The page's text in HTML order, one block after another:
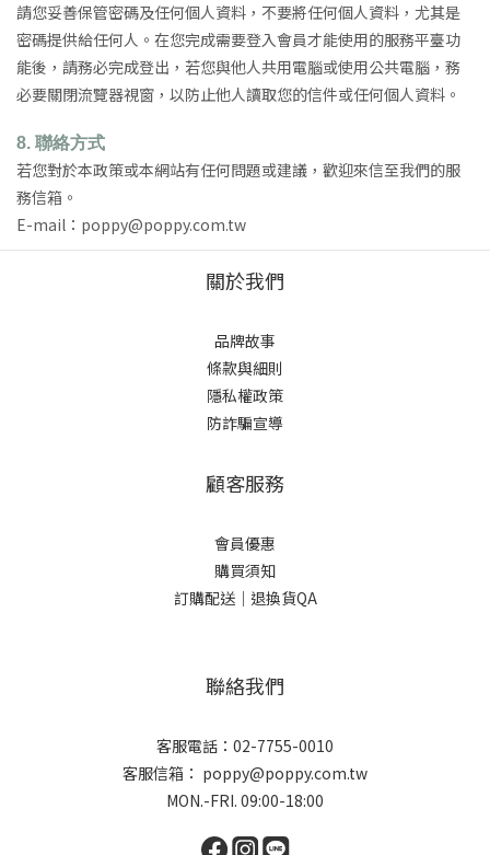
請您妥善保管密碼及任何個人資料，不要將任何個人資料，尤其是
密碼提供給任何人。在您完成需要登入會員才能使用的服務平臺功
能後，請務必完成登出，若您與他人共用電腦或使用公共電腦，務
必要關閉流覽器視窗，以防止他人讀取您的信件或任何個人資料。
8. 聯絡方式
若您對於本政策或本網站有任何問題或建議，歡迎來信至我們的服
務信箱。
E-mail：poppy@poppy.com.tw
關於我們
品牌故事
條款與細則
隱私權政策
防詐騙宣導
顧客服務
會員優惠
購買須知
訂購配送｜退換貨QA
聯絡我們
客服電話：02-7755-0010
客服信箱： poppy@poppy.com.tw
MON.-FRI. 09:00-18:00